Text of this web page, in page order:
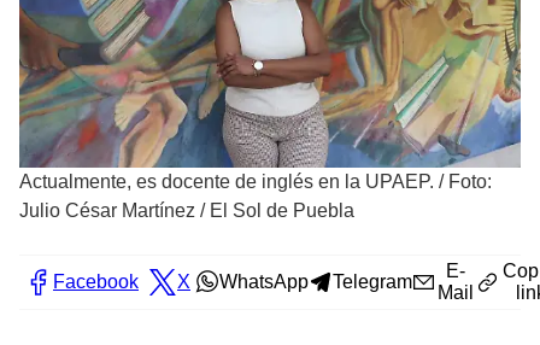
Actualmente, es docente de inglés en la UPAEP. / Foto:
Julio César Martínez / El Sol de Puebla
Facebook X WhatsApp Telegram
E-
Mail